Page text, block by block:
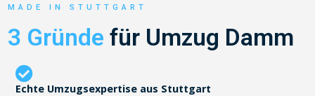
MADE IN STUTTGART
3 Gründe für Umzug Damm
Echte Umzugsexpertise aus Stuttgart